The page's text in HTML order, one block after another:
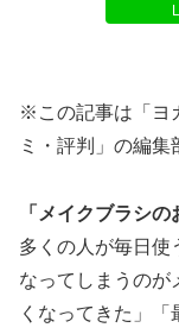
※この記事は「ヨ
ミ・評判」の編集
「メイクブラシ
多くの人が毎日使
なってしまうのが
くなってきた」